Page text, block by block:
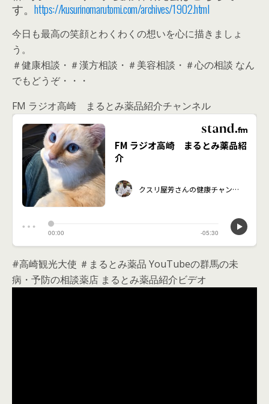
す。https://kusurinomarutomi.com/archives/1902.html
今日も最高の笑顔とわくわくの想いを心に描きましょ
う。
＃健康相談・＃漢方相談・＃美容相談・＃心の相談 なん
でもどうぞ・・・
FM ラジオ高崎 まるとみ薬品紹介チャンネル
#高崎観光大使 ＃まるとみ薬品 YouTubeの群馬の未
病・予防の相談薬店 まるとみ薬品紹介ビデオ